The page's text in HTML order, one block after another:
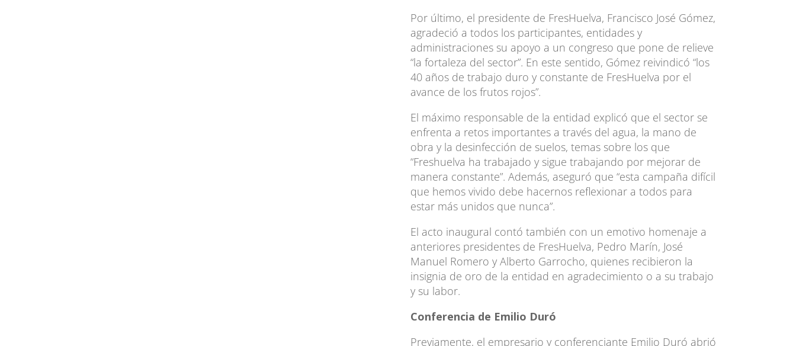
Por último, el presidente de FresHuelva, Francisco José Gómez,
agradeció a todos los participantes, entidades y
administraciones su apoyo a un congreso que pone de relieve
“la fortaleza del sector”. En este sentido, Gómez reivindicó “los
40 años de trabajo duro y constante de FresHuelva por el
avance de los frutos rojos”.
El máximo responsable de la entidad explicó que el sector se
enfrenta a retos importantes a través del agua, la mano de
obra y la desinfección de suelos, temas sobre los que
“Freshuelva ha trabajado y sigue trabajando por mejorar de
manera constante”. Además, aseguró que “esta campaña difícil
que hemos vivido debe hacernos reflexionar a todos para
estar más unidos que nunca”.
El acto inaugural contó también con un emotivo homenaje a
anteriores presidentes de FresHuelva, Pedro Marín, José
Manuel Romero y Alberto Garrocho, quienes recibieron la
insignia de oro de la entidad en agradecimiento o a su trabajo
y su labor.
Conferencia de Emilio Duró
Previamente, el empresario y conferenciante Emilio Duró abrió